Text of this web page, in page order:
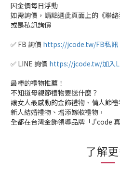
因金價每日浮動
如需詢價，請點選此頁面上的《聯
或是私訊詢價
✅ FB 詢價 https://jcode.tw/FB私訊
✅ LINE 詢價 https://jcode.tw/加入
最棒的禮物推薦！
不知道母親節禮物要送什麼？
讓女人最感動的金飾禮物、情人節
新人結婚禮物、增添嫁妝禮物，
全都在台灣金飾領導品牌「J'code
了解